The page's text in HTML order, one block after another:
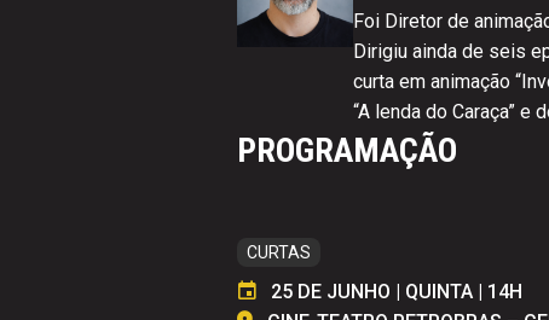
Foi Diretor de
Dirigiu ainda de seis
curta em animação
“A lenda do Caraça” e
PROGRAMAÇÃO
CURTAS
25 DE JUNHO | QUINTA | 14H